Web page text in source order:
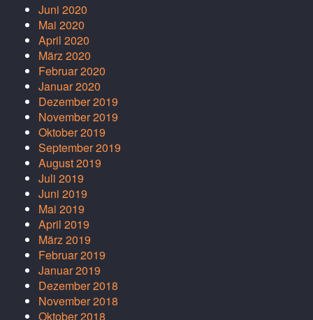
Juni 2020
Mai 2020
April 2020
März 2020
Februar 2020
Januar 2020
Dezember 2019
November 2019
Oktober 2019
September 2019
August 2019
Juli 2019
Juni 2019
Mai 2019
April 2019
März 2019
Februar 2019
Januar 2019
Dezember 2018
November 2018
Oktober 2018